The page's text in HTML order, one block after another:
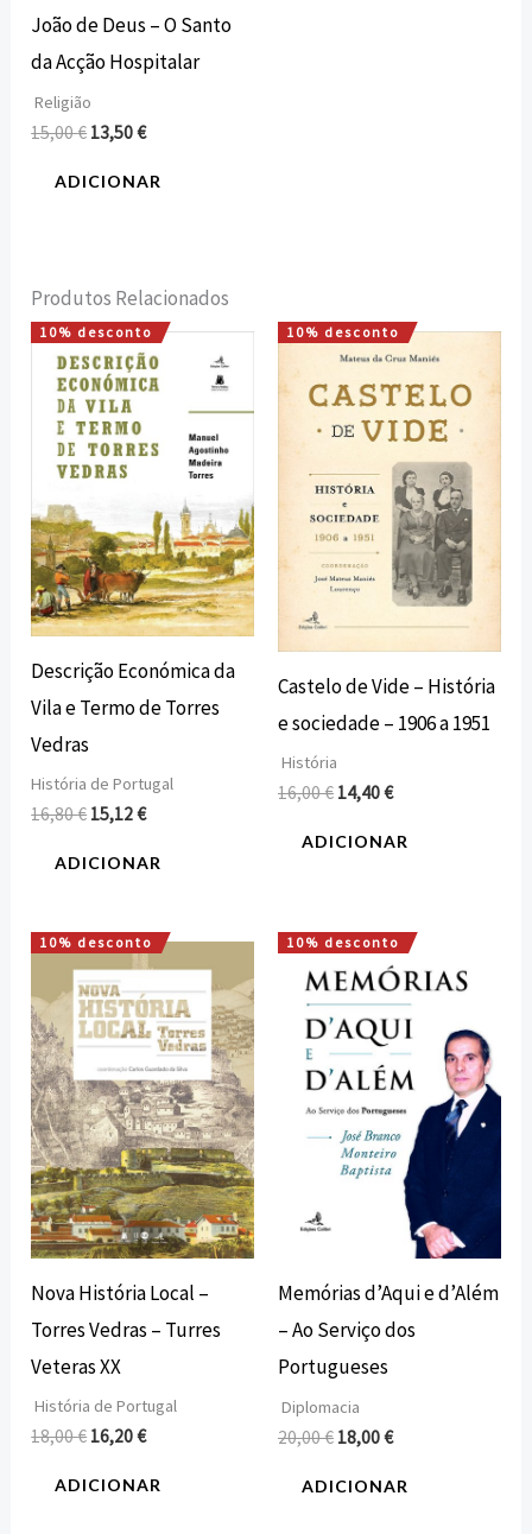
João de Deus – O Santo
da Acção Hospitalar
Religião
15,00€ 13,50€
ADICIONAR
Produtos Relacionados
10% desconto
Descrição Económica da
Vila e Termo de Torres
Vedras
História de Portugal
16,80€
O
preço
original
era:
16,80 €.
15,12€
O
preço
atual
15,12 €.
ADICIONAR
10% desconto
Castelo de Vide – História
e sociedade – 1906 a 1951
História
16,00€
O
preço
original
era:
16,00 €.
14,40€
O
preço
atual
é:
14,40 €.
ADICIONAR
10% desconto
Nova História Local –
Torres Vedras – Turres
Veteras XX
História de Portugal
18,00€
O
preço
original
era:
18,00 €.
16,20€
O
preço
atual
é:
16,20 €.
ADICIONAR
10% desconto
Memórias d’Aqui e d’Além
– Ao Serviço dos
Portugueses
Diplomacia
20,00€
O
preço
original
era:
20,00 €.
18,00€
O
preço
atual
é:
18,00 €.
ADICIONAR